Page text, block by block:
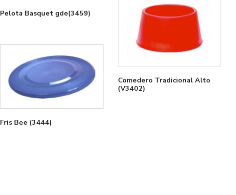
Pelota Basquet gde(3459)
Comedero Tradicional Alto
(V3402)
Fris Bee (3444)